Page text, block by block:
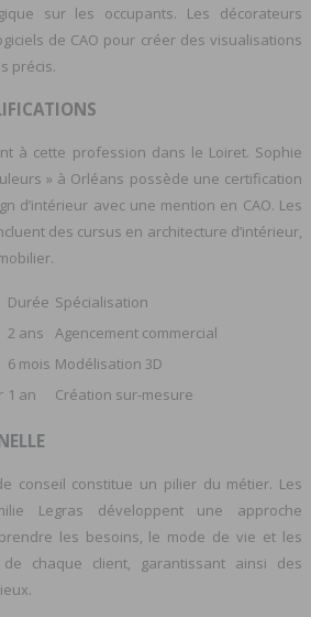
sur les occupants. Les décorateurs
de CAO pour créer des visualisations
précis.
à cette profession dans le Loiret. Sophie
» à Orléans possède une certification
d’intérieur avec une mention en CAO. Les
des cursus en architecture d’intérieur,
Durée Spécialisation
2 ans
Agencement commercial
6 mois Modélisation 3D
1 an Création sur-mesure
conseil constitue un pilier du métier. Les
Legras développent une approche
les besoins, le mode de vie et les
de chaque client, garantissant ainsi des